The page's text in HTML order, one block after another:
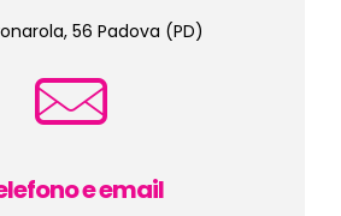
56 Padova (PD)
e email